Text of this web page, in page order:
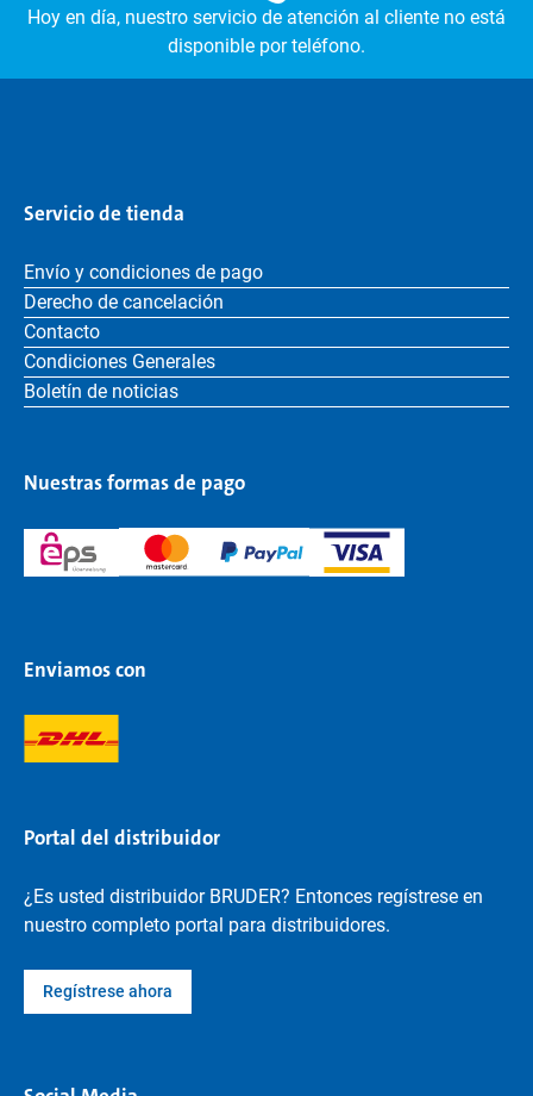
Hoy en día, nuestro servicio de atención al cliente no está
disponible por teléfono.
Servicio de tienda
Envío y condiciones de pago
Derecho de cancelación
Contacto
Condiciones Generales
Boletín de noticias
Nuestras formas de pago
Enviamos con
Portal del distribuidor
¿Es usted distribuidor BRUDER? Entonces regístrese en
nuestro completo portal para distribuidores.
Regístrese ahora